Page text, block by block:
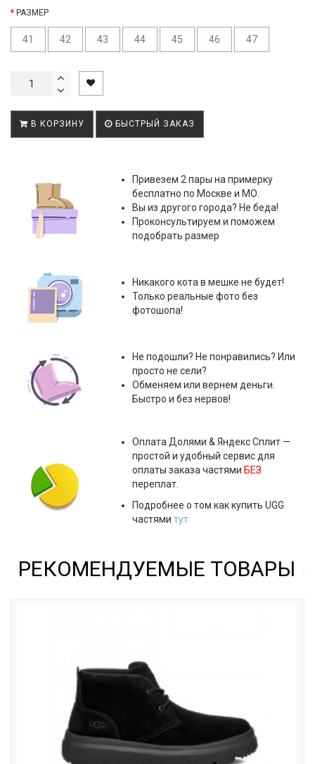
РАЗМЕР
41 42 43 44 45 46 47
В КОРЗИНУ БЫСТРЫЙ ЗАКАЗ
Привезем 2 пары на примерку
бесплатно по Москве и МО.
Вы из другого города? Не беда!
Проконсультируем и поможем
подобрать размер
Никакого кота в мешке не будет!
Только реальные фото без
фотошопа!
Не подошли? Не понравились? Или
просто не сели?
Обменяем или вернем деньги.
Быстро и без нервов!
ОплатаДолями & Яндекс Сплит —
простой и удобный сервис для
оплаты заказа частями БЕЗ
переплат.
Подробнее о том как купить UGG
частями тут
РЕКОМЕНДУЕМЫЕ ТОВАРЫ